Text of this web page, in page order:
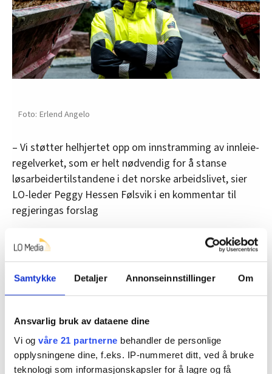
Samtykke Detaljer Annonseinnstillinger Om
Ansvarlig bruk av dataene dine
Vi og våre 21 partnerne behandler de personlige
opplysningene dine, f.eks. IP-nummeret ditt, ved å bruke
teknologi som informasjonskapsler for å lagre og få
Erlend Angelo
– Vi støtter helhjertet opp om innstramming av innleie-
regelverket, som er helt nødvendig for å stanse
løsarbeidertilstandene i det norske arbeidslivet, sier
LO-leder Peggy Hessen Følsvik i en kommentar til
regjeringas forslag
Hun viser til at flere steder har innleie blitt regelen
heller enn unntaket, som i byggebransjen i og rundt
bakgrunn, er spesielt utsatte for sosial dumping.
Smarte ungdommer
– En innstramming slik Arbeidsdepartementet har
foreslått vil også gjøre at Norge kommer mer på linje